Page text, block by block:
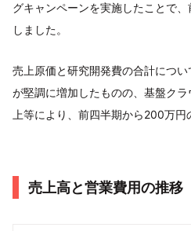
グキャンペーンを実施したことで
しました。
売上原価と研究開発費の合計につ
が堅調に増加したものの、基盤ク
上等により、前四半期から200万円
売上高と営業費用の推移